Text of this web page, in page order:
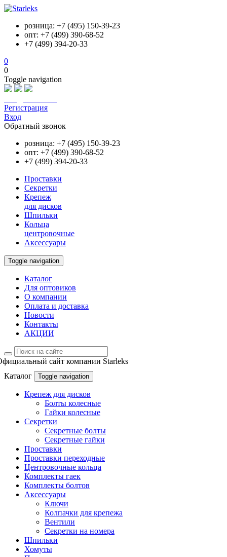
розница: +7 (495) 150-39-23
опт: +7 (499) 390-68-52
+7 (499) 394-20-33
0
0
Toggle navigation
Регистрация
Вход
Обратный звонок
розница: +7 (495) 150-39-23
опт: +7 (499) 390-68-52
+7 (499) 394-20-33
Проставки
Секретки
Крепеж
для дисков
Шпильки
Кольца
центровочные
Аксессуары
Toggle navigation
Каталог
Для оптовиков
О компании
Оплата и доставка
Новости
Контакты
АКЦИИ
сайт компании Starleks
Каталог
Toggle navigation
Крепеж для дисков
Болты колесные
Гайки колесные
Секретки
Секретные болты
Секретные гайки
Проставки
Проставки переходные
Центровочные кольца
Комплекты гаек
Комплекты болтов
Аксессуары
Ключи
Колпачки для крепежа
Вентили
Секретки на номера
Шпильки
Хомуты